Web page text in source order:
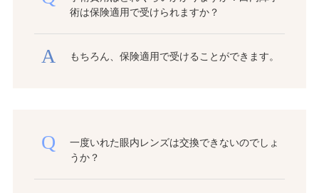
術は保険適用で受けられますか？
もちろん、保険適用で受けることができます。
一度いれた眼内レンズは交換できないのでしょ
うか？